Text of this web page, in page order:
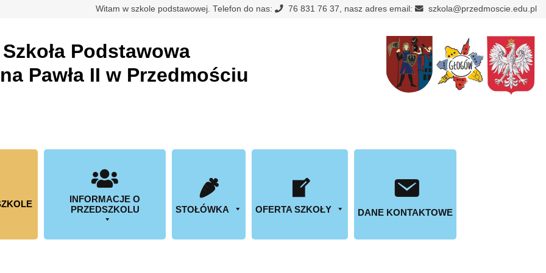
Witam w szkole podstawowej. Telefon do nas: 76 831 76 37, nasz adres email: szkola@przedmoscie.edu.pl
Szkoła Podstawowa
Pawła II w Przedmościu
INFORMACJE O
PRZEDSZKOLU
STOŁÓWKA OFERTA SZKOŁY DANE KONTAKTOWE